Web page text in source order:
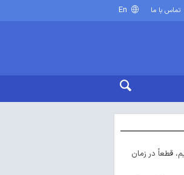
تماس با ما
قطعاً در زمان